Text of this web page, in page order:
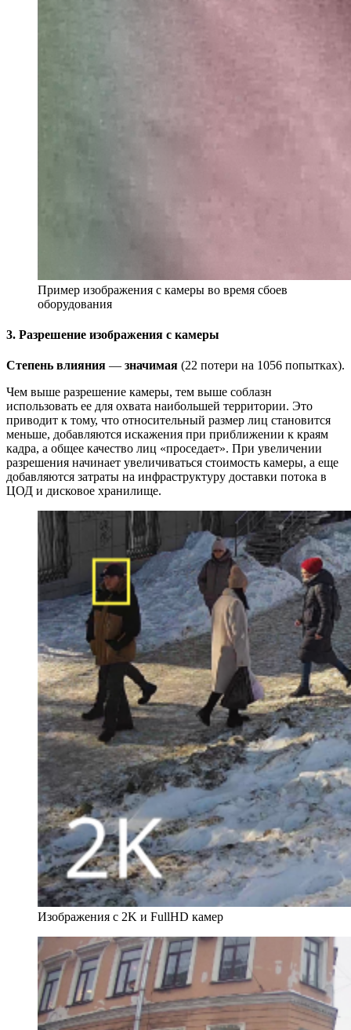
Пример изображения с камеры во время сбоев
оборудования
3. Разрешение изображения с камеры
Степень влияния — значимая (22 потери на 1056 попытках).
Чем выше разрешение камеры, тем выше соблазн
использовать ее для охвата наибольшей территории. Это
приводит к тому, что относительный размер лиц становится
меньше, добавляются искажения при приближении к краям
кадра, а общее качество лиц «проседает». При увеличении
разрешения начинает увеличиваться стоимость камеры, а еще
добавляются затраты на инфраструктуру доставки потока в
ЦОД и дисковое хранилище.
Изображения с 2K и FullHD камер